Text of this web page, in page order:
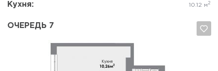
Кухня: 10.12 м 2
ОЧЕРЕДЬ 7